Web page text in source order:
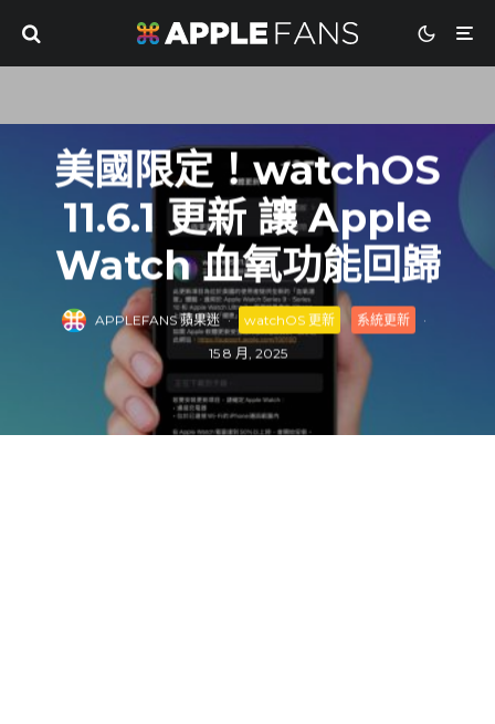
美國限定！watchOS
11.6.1 更新 讓 Apple
Watch 血氧功能回歸
APPLEFANS 蘋果迷 · watchOS 更新 系統更新
·
15 8 月, 2025